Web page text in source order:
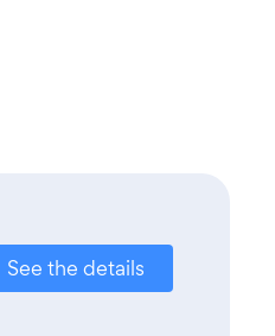
See the details